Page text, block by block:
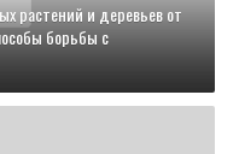
растений и деревьев от
борьбы с